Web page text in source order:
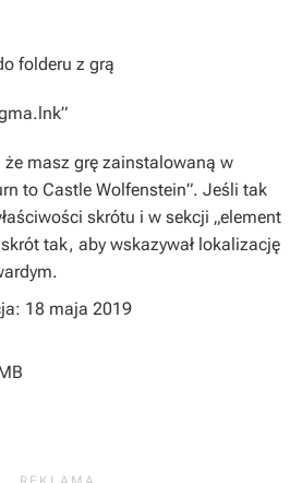
folderu z grą
że masz grę zainstalowaną w
to Castle Wolfenstein”. Jeśli tak
skrótu i w sekcji „element
tak, aby wskazywał lokalizację
18 maja 2019